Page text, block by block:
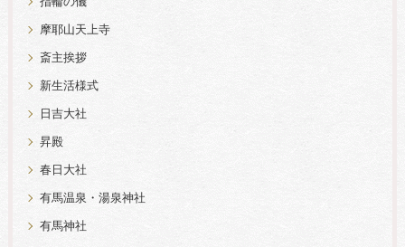
摩耶山天上寺
斎主挨拶
新生活様式
日吉大社
昇殿
春日大社
有馬温泉・湯泉神社
有馬神社